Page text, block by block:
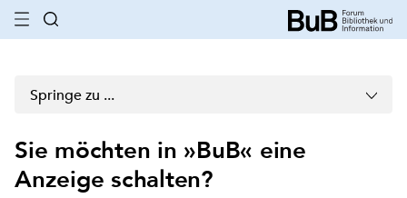
Springe zu ...
Sie möchten in »BuB« eine
Anzeige schalten?